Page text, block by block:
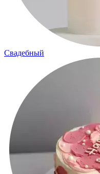
Свадебный